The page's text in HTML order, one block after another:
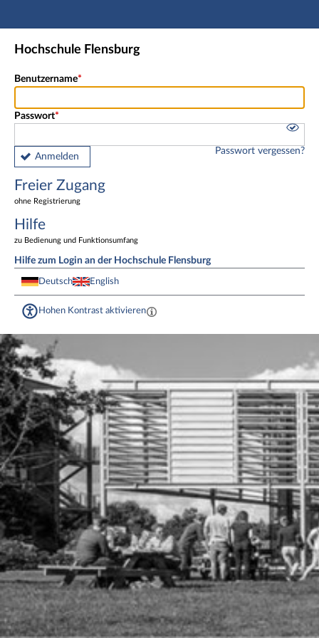
Hauptnavigation
Freier Zugang
Fußzeile
Hochschule Flensburg
Benutzername
Passwort
Anmelden
Passwort vergessen?
Freier Zugang
ohne Registrierung
Hilfe
zu Bedienung und Funktionsumfang
Hilfe zum Login an der Hochschule Flensburg
Deutsch English
Hohen Kontrast aktivieren